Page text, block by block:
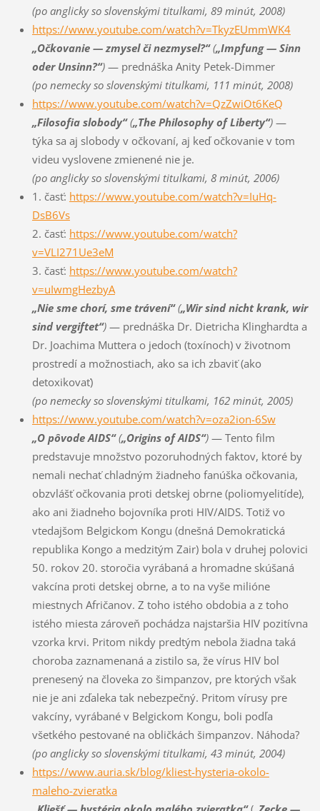
(po anglicky so slovenskými titulkami, 89 minút, 2008)
https://www.youtube.com/watch?v=TkyzEUmmWK4
„Očkovanie — zmysel či nezmysel?“(„Impfung — Sinn
oder Unsinn?“)— prednáška Anity Petek-Dimmer
(po nemecky so slovenskými titulkami, 111 minút, 2008)
https://www.youtube.com/watch?v=QzZwiOt6KeQ
„Filosofia slobody“(„The Philosophy of Liberty“)—
týka sa aj slobody v očkovaní, aj keď očkovanie v tom
videu vyslovene zmienené nie je.
(po anglicky so slovenskými titulkami, 8 minút, 2006)
1. časť: https://www.youtube.com/watch?v=IuHq-
DsB6Vs
2. časť: https://www.youtube.com/watch?
v=VLI271Ue3eM
3. časť: https://www.youtube.com/watch?
v=uIwmgHezbyA
„Nie sme chorí, sme trávení“(„Wir sind nicht krank, wir
sind vergiftet“)— prednáška Dr. Dietricha Klinghardta a
Dr. Joachima Muttera o jedoch (toxínoch) v životnom
prostredí a možnostiach, ako sa ich zbaviť (ako
detoxikovať)
(po nemecky so slovenskými titulkami, 162 minút, 2005)
https://www.youtube.com/watch?v=oza2ion-6Sw
„O pôvode AIDS“(„Origins of AIDS“)— Tento film
predstavuje množstvo pozoruhodných faktov, ktoré by
nemali nechať chladným žiadneho fanúška očkovania,
obzvlášť očkovania proti detskej obrne (poliomyelitíde),
ako ani žiadneho bojovníka proti HIV/AIDS. Totiž vo
vtedajšom Belgickom Kongu (dnešná Demokratická
republika Kongo a medzitým Zair) bola v druhej polovici
50. rokov 20. storočia vyrábaná a hromadne skúšaná
vakcína proti detskej obrne, a to na vyše milióne
miestnych Afričanov. Z toho istého obdobia a z toho
istého miesta zároveň pochádza najstaršia HIV pozitívna
vzorka krvi. Pritom nikdy predtým nebola žiadna taká
choroba zaznamenaná a zistilo sa, že vírus HIV bol
prenesený na človeka zo šimpanzov, pre ktorých však
nie je ani zďaleka tak nebezpečný. Pritom vírusy pre
vakcíny, vyrábané v Belgickom Kongu, boli podľa
všetkého pestované na obličkách šimpanzov. Náhoda?
(po anglicky so slovenskými titulkami, 43 minút, 2004)
https://www.auria.sk/blog/kliest-hysteria-okolo-
maleho-zvieratka